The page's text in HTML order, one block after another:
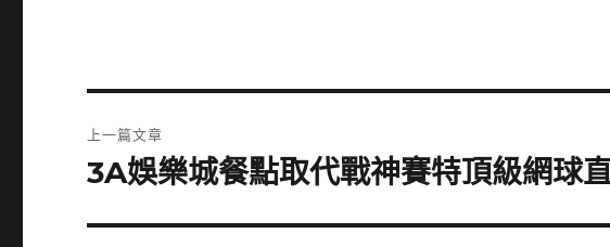
章
上一篇文章
上
篇
3A娛樂城餐點取代戰神賽特頂級網球